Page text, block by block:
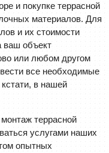
и покупке террасной
материалов. Для
и их стоимости
ваш объект
или любом другом
все необходимые
в нашей
террасной
услугами наших
опытных